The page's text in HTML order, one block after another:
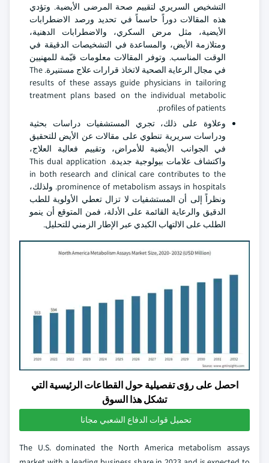
التشخيص السريري لتقييم صحة المرضى الأيضية. وتؤدي
هذه المقالات دوراً حاسماً في تحديد ورصد الاضطرابات
الأيضية، مثل مرض السكري، والاضطرابات الدهنية،
ومتلازمة الأيض، والمساعدة في التشخيصات الدقيقة في
الوقت المناسب. وتوفر المقالات معلومات قيّمة للمهنيين
في مجال الرعاية الصحية لاتخاذ قرارات علاج مستنيرة. The
results of these assays guide physicians in tailoring
treatment plans based on the individual metabolic
profiles of patients.
وعلاوة على ذلك، تجري المستشفيات دراسات بحثية
ودراسات سريرية تنطوي على مقالات عن الأيض للتحقيق
في الجوانب الأيضية للأمراض، وتقييم فعالية العلاج،
واكتشاف علامات بيولوجية جديدة. This dual application
in both research and clinical care contributes to the
prominence of metabolism assays in hospitals. ولذلك،
ونظراً إلى أن المستشفيات لا تزال تعطي الأولوية للطب
الدقيق والرعاية القائمة على الأدلة، فمن المتوقع أن ينمو
الطلب على الالتهاب الكبدي عبر الإطار الزمني للتحليل.
احصل على رؤى تفصيلية حول القطاعات الرئيسية التي
تشكل هذا السوق
تحميل قوات الدفاع الشعبي مجانا
The U.S. dominated the North America metabolism assays